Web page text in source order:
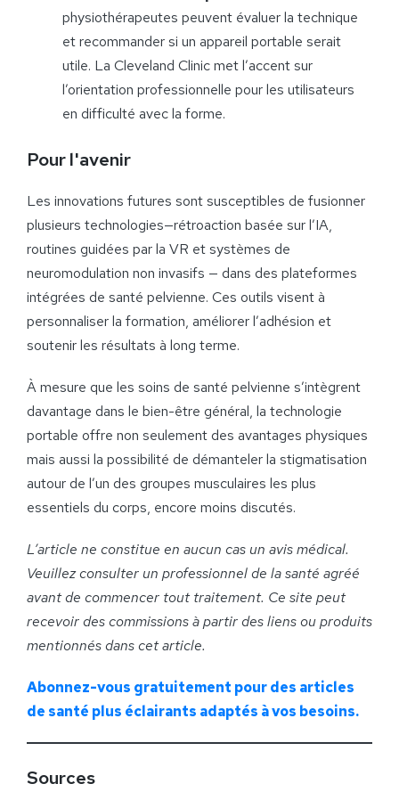
physiothérapeutes peuvent évaluer la technique
et recommander si un appareil portable serait
utile. La Cleveland Clinic met l’accent sur
l’orientation professionnelle pour les utilisateurs
en difficulté avec la forme.
Pour l'avenir
Les innovations futures sont susceptibles de fusionner
plusieurs technologies—rétroaction basée sur l’IA,
routines guidées par la VR et systèmes de
neuromodulation non invasifs — dans des plateformes
intégrées de santé pelvienne. Ces outils visent à
personnaliser la formation, améliorer l’adhésion et
soutenir les résultats à long terme.
À mesure que les soins de santé pelvienne s’intègrent
davantage dans le bien-être général, la technologie
portable offre non seulement des avantages physiques
mais aussi la possibilité de démanteler la stigmatisation
autour de l’un des groupes musculaires les plus
essentiels du corps, encore moins discutés.
L’article ne constitue en aucun cas un avis médical.
Veuillez consulter un professionnel de la santé agréé
avant de commencer tout traitement. Ce site peut
recevoir des commissions à partir des liens ou produits
mentionnés dans cet article.
Abonnez-vous gratuitement pour des articles
de santé plus éclairants adaptés à vos besoins.
Sources